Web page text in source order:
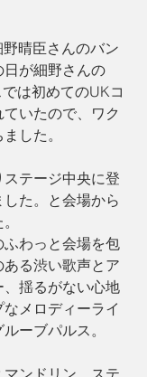
晴臣さんのバン
日が細野さんの
は初めてのUKコ
いたので、ワク
した。
テージ中央に登
た。と会場から
わっと会場を包
る渋い歌声とア
揺るがない心地
メロディーライ
ーブパルス。